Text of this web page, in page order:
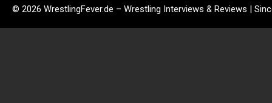
© 2026 WrestlingFever.de – Wrestling Interviews & Reviews |